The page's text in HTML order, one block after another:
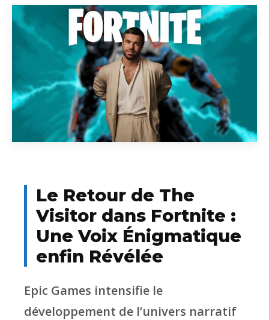
Le Retour de The
Visitor dans Fortnite :
Une Voix Énigmatique
enfin Révélée
Epic Games intensifie le
développement de l’univers narratif